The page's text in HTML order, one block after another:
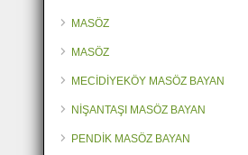
MASÖZ
MASÖZ
MECİDİYEKÖY MASÖZ BAYAN
NİŞANTAŞI MASÖZ BAYAN
PENDİK MASÖZ BAYAN